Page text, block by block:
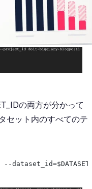
の両方が分かって
セット内のすべてのテ